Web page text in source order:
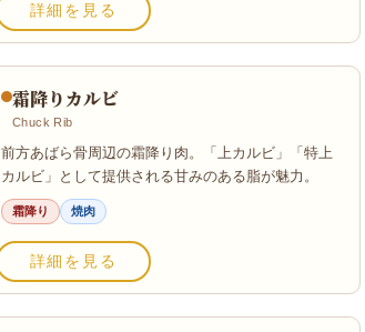
詳細を見る
霜降りカルビ
Chuck Rib
前方あばら骨周辺の霜降り肉。「上カルビ」「特上
カルビ」として提供される甘みのある脂が魅力。
霜降り 焼肉
詳細を見る